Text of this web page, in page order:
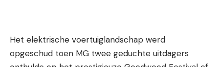
Het elektrische voertuiglandschap werd
opgeschud toen MG twee geduchte uitdagers